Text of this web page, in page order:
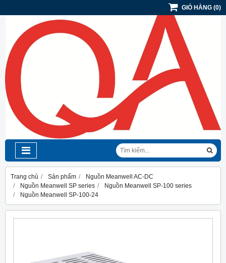
GIỎ HÀNG (0)
Trang chủ Sản phẩm
Nguồn Meanwell AC-DC
Nguồn Meanwell SP series
Nguồn Meanwell SP-100 series
Nguồn Meanwell SP-100-24